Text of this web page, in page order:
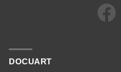
DOCUART